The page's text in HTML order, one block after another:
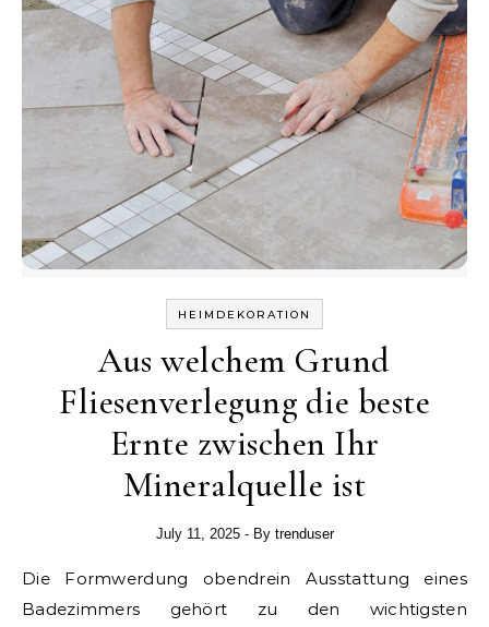
HEIMDEKORATION
Aus welchem Grund
Fliesenverlegung die beste
Ernte zwischen Ihr
Mineralquelle ist
July 11, 2025 - By trenduser
Die Formwerdung obendrein Ausstattung eines
Badezimmers gehört zu den wichtigsten